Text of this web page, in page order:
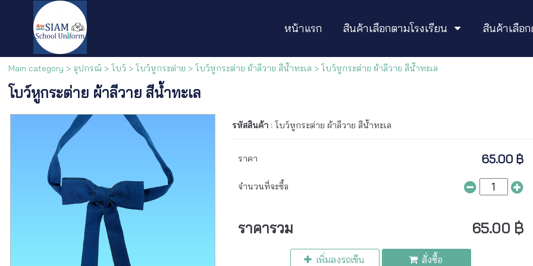
หน้าแรก สินค้าเลือกตามโรงเรียน สินค้าเลือ
Main category > อุปกรณ์ > โบว์ > โบว์หูกระต่าย > โบว์หูกระต่าย ผ้าลีวาย สีน้ำทะเล > โบว์หูกระต่าย ผ้าลีวาย สีน้ำทะเล
โบว์หูกระต่าย ผ้าลีวาย สีน้ำทะเล
รหัสสินค้า : โบว์หูกระต่าย ผ้าลีวาย สีน้ำทะเล
ราคา 65.00 ฿
จำนวนที่จะซื้อ
ราคารวม 65.00 ฿
เพิ่มลงรถเข็น สั่งซื้อ